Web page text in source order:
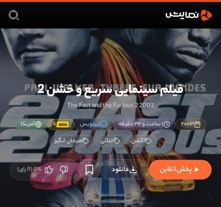
فیلم سینمایی سریع و خشن 2
The Fast and the Furious 2 2003
۲۰۰۳ ۱ ساعت و ۳۲ دقیقه زیرنویس IMDb
6
آمریکا
اکشن
جنائی هیجان انگیز
پخش آنلاین دانلود 0%
(
0رای)